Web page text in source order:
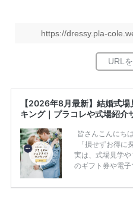
https://dressy.pla-
【2026年8月最新】結婚式
キング｜プラコレや式場紹介
皆さんこんにち
「損せずお得に
実は、式場見学
のギフト券や電
ため、比較せず